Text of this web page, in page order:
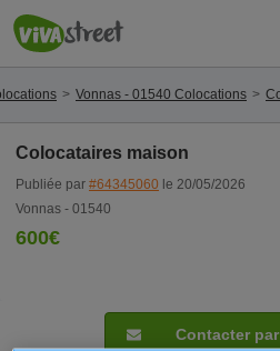
Vonnas - 01540 Colocations
Colocataires maison
Publiée par #64345060 le 20/05/2026
Vonnas - 01540
600€
Contacter